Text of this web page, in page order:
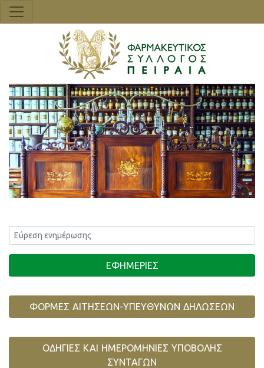
ΕΦΗΜΕΡΙΕΣ
ΦΟΡΜΕΣ ΑΙΤΗΣΕΩΝ-ΥΠΕΥΘΥΝΩΝ ΔΗΛΩΣΕΩΝ
ΟΔΗΓΙΕΣ ΚΑΙ ΗΜΕΡΟΜΗΝΙΕΣ ΥΠΟΒΟΛΗΣ
ΣΥΝΤΑΓΩΝ